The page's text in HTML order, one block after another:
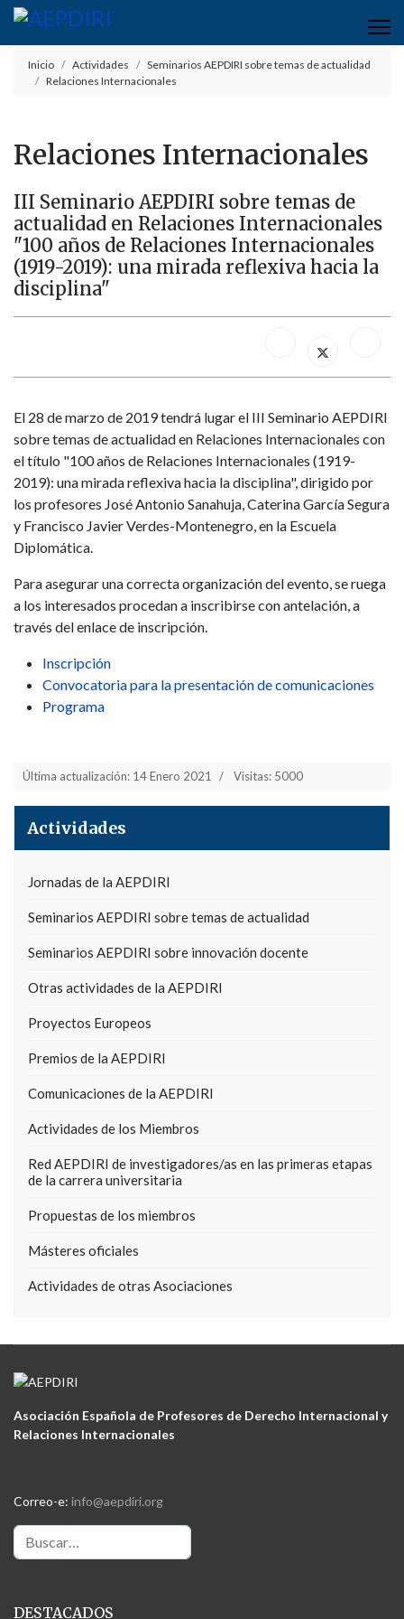
Inicio Actividades
Seminarios AEPDIRI sobre temas de actualidad
Relaciones Internacionales
Relaciones Internacionales
III Seminario AEPDIRI sobre temas de
actualidad en Relaciones Internacionales
"100 años de Relaciones Internacionales
(1919-2019): una mirada reflexiva hacia la
disciplina"
El 28 de marzo de 2019 tendrá lugar el III Seminario AEPDIRI
sobre temas de actualidad en Relaciones Internacionales con
el título "100 años de Relaciones Internacionales (1919-
2019): una mirada reflexiva hacia la disciplina", dirigido por
los profesores José Antonio Sanahuja, Caterina García Segura
y Francisco Javier Verdes-Montenegro, en la Escuela
Diplomática.
Para asegurar una correcta organización del evento, se ruega
a los interesados procedan a inscribirse con antelación, a
través del enlace de inscripción.
Inscripción
Convocatoria para la presentación de comunicaciones
Programa
Última actualización: 14 Enero 2021 Visitas: 5000
Actividades
Jornadas de la AEPDIRI
Seminarios AEPDIRI sobre temas de actualidad
Seminarios AEPDIRI sobre innovación docente
Otras actividades de la AEPDIRI
Proyectos Europeos
Premios de la AEPDIRI
Comunicaciones de la AEPDIRI
Actividades de los Miembros
Red AEPDIRI de investigadores/as en las primeras etapas
de la carrera universitaria
Propuestas de los miembros
Másteres oficiales
Actividades de otras Asociaciones
Asociación Española de Profesores de Derecho Internacional y
Relaciones Internacionales
Correo-e: info@aepdiri.org
Buscar
DESTACADOS